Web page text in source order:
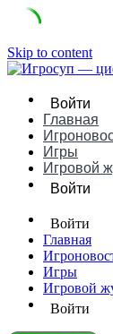
Skip to content
Войти
Главная
Игры
Игровой
Войти
Войти
Главная
Игры
Игровой
Войти